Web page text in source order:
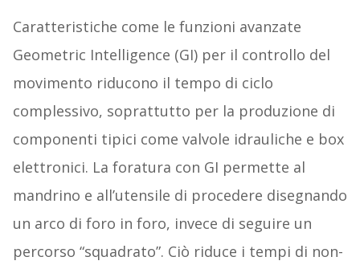
Caratteristiche come le funzioni avanzate
Geometric Intelligence (GI) per il controllo del
movimento riducono il tempo di ciclo
complessivo, soprattutto per la produzione di
componenti tipici come valvole idrauliche e box
elettronici. La foratura con GI permette al
mandrino e all’utensile di procedere disegnando
un arco di foro in foro, invece di seguire un
percorso “squadrato”. Ciò riduce i tempi di non-